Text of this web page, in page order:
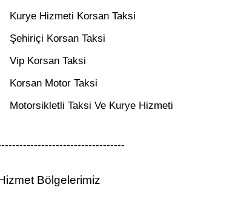
Kurye Hizmeti Korsan Taksi
Şehiriçi Korsan Taksi
Vip Korsan Taksi
Korsan Motor Taksi
Motorsikletli Taksi Ve Kurye Hizmeti
Bölgelerimiz